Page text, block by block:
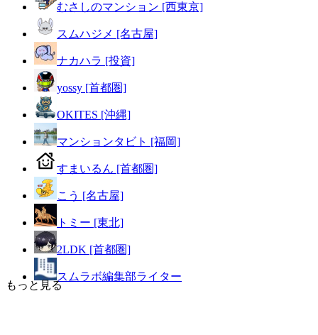
むさしのマンション [西東京]
スムハジメ [名古屋]
ナカハラ [投資]
yossy [首都圏]
OKITES [沖縄]
マンションタビト [福岡]
すまいるん [首都圏]
こう [名古屋]
トミー [東北]
2LDK [首都圏]
スムラボ編集部ライター
もっと見る